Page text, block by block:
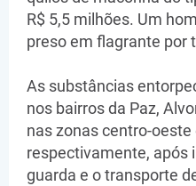
R$ 5,5 milhões. Um
preso em flagrante por
As substâncias
nos bairros da Paz,
nas zonas centro-
respectivamente, após
guarda e o transporte